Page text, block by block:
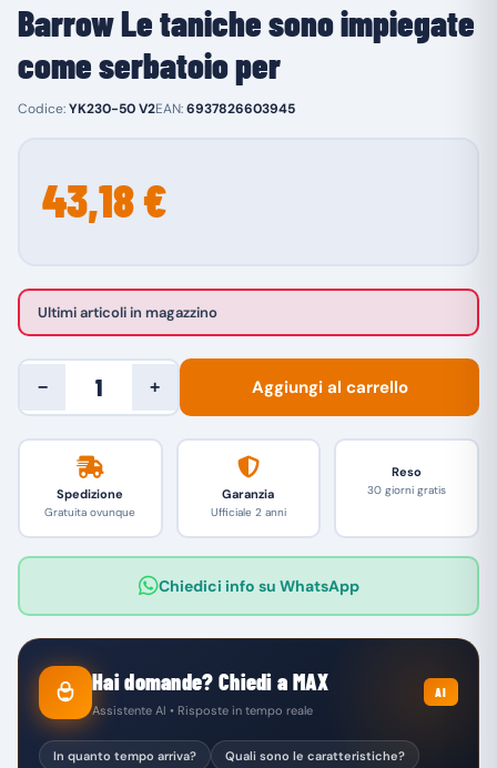
Barrow Le taniche sono impiegate
come serbatoio per
Codice:YK230-50 V2EAN:6937826603945
43,18 €
Ultimi articoli in magazzino
− + Aggiungi al carrello
Spedizione
Gratuita ovunque
Garanzia
Ufficiale 2 anni
Reso
30 giorni gratis
Chiedici info su WhatsApp
Hai domande? Chiedi a MAX
Assistente AI • Risposte in tempo reale
AI
In quanto tempo arriva?
Quali sono le caratteristiche?